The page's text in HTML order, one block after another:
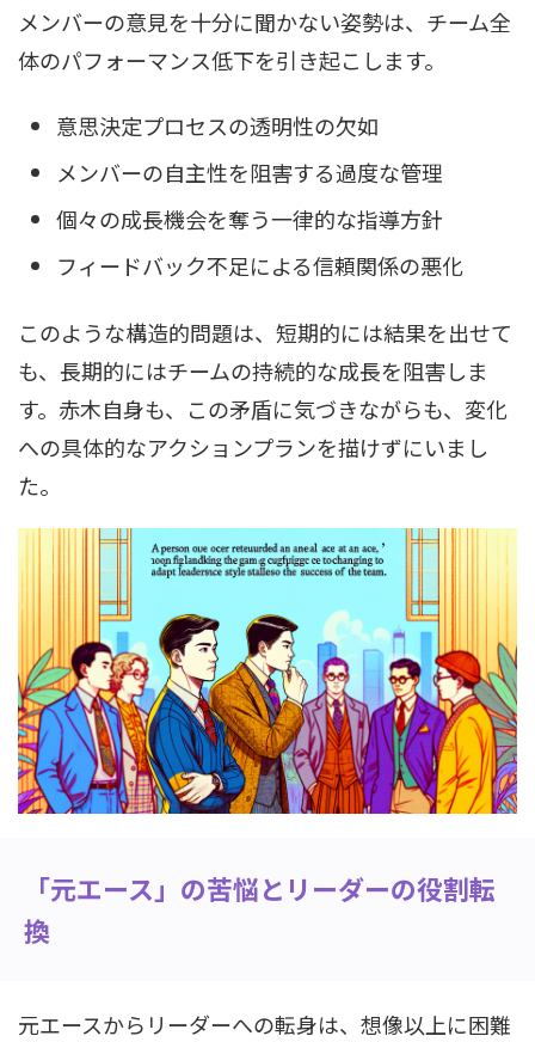
メンバーの意見を十分に聞かない姿勢は、チーム全
体のパフォーマンス低下を引き起こします。
意思決定プロセスの透明性の欠如
メンバーの自主性を阻害する過度な管理
個々の成長機会を奪う一律的な指導方針
フィードバック不足による信頼関係の悪化
このような構造的問題は、短期的には結果を出せて
も、長期的にはチームの持続的な成長を阻害しま
す。赤木自身も、この矛盾に気づきながらも、変化
への具体的なアクションプランを描けずにいまし
た。
「元エース」の苦悩とリーダーの役割転
換
元エースからリーダーへの転身は、想像以上に困難